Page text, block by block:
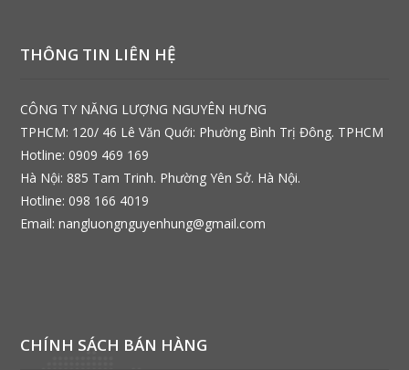
THÔNG TIN LIÊN HỆ
CÔNG TY NĂNG LƯỢNG NGUYÊN HƯNG
TPHCM: 120/ 46 Lê Văn Quới: Phường Bình Trị Đông. TPHCM
Hotline: 0909 469 169
Hà Nội: 885 Tam Trinh. Phường Yên Sở. Hà Nội.
Hotline: 098 166 4019
Email: nangluongnguyenhung@gmail.com
CHÍNH SÁCH BÁN HÀNG